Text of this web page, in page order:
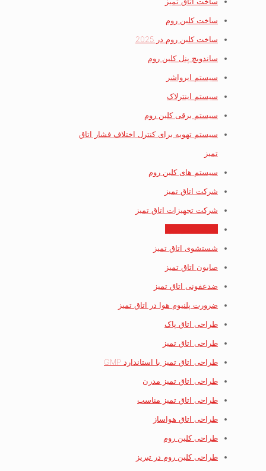
ساخت کلین روم
ساخت کلین روم در 2025
ساندویچ پنل کلین روم
سیستم ایرواشر
سیستم اینترلاک
سیستم برقی کلین روم
سیستم تهویه برای کنترل اختلاف فشار اتاق
تمیز
سیستم های کلین روم
شرکت اتاق تمیز
شرکت تجهیزات اتاق تمیز
شستشوی اتاق تمیز
صابون اتاق تمیز
ضدعفونی اتاق تمیز
ضرورت پلنیوم هوا در اتاق تمیز
طراحی اتاق پاک
طراحی اتاق تمیز
طراحی اتاق تمیز با استاندارد GMP
طراحی اتاق تمیز مدرن
طراحی اتاق تمیز مناسب
طراحی اتاق هواساز
طراحی کلین روم
طراحی کلین روم در تبریز